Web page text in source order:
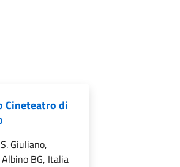
Cineteatro di
Giuliano,
BG, Italia